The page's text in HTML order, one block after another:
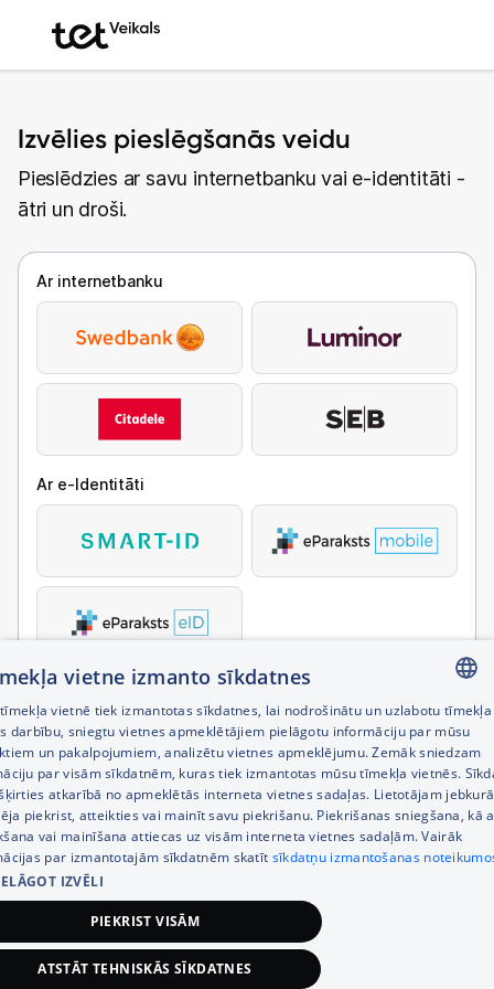
Izvēlies pieslēgšanās veidu
Pieslēdzies ar savu internetbanku vai e-identitāti -
ātri un droši.
Ar internetbanku
Ar e-Identitāti
LATVIAN
RUSSIAN
ENGLISH
vietne izmanto sīkdatnes
vietnē tiek izmantotas sīkdatnes, lai nodrošinātu un uzlabotu tīmekļa
darbību, sniegtu vietnes apmeklētājiem pielāgotu informāciju par mūsu
un pakalpojumiem, analizētu vietnes apmeklējumu. Zemāk sniedzam
par visām sīkdatnēm, kuras tiek izmantotas mūsu tīmekļa vietnēs.
atkarībā no apmeklētās interneta vietnes sadaļas. Lietotājam
piekrist, atteikties vai mainīt savu piekrišanu. Piekrišanas sniegšana, kā
vai mainīšana attiecas uz visām interneta vietnes sadaļām. Vairāk
par izmantotajām sīkdatnēm skatīt sīkdatņu izmantošanas
IZVĒLI
PIEKRIST VISĀM
ATSTĀT TEHNISKĀS SĪKDATNES